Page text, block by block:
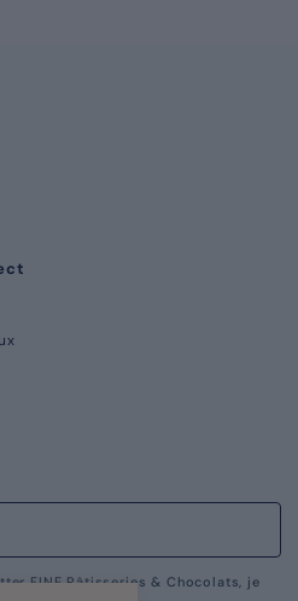
FINE Pâtisseries & Chocolats, je